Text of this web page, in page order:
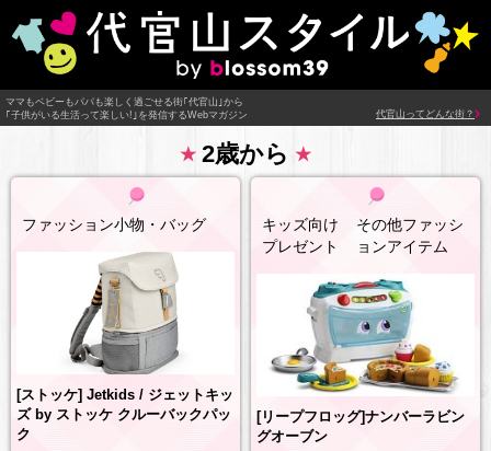
ママもベビーもパパも楽しく過ごせる街｢代官山｣から
｢子供がいる生活って楽しい!｣を発信するWebマガジン
代官山ってどんな街？
2歳から
ファッション小物・バッグ
[ストッケ] Jetkids / ジェットキッ
ズ by ストッケ クルーバックパッ
ク
キッズ向け
プレゼント
その他ファッシ
ョンアイテム
[リープフロッグ]ナンバーラビン
グオーブン